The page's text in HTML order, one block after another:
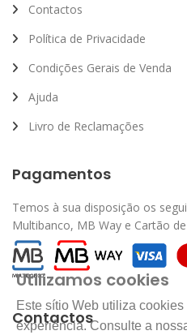
Contactos
Política de Privacidade
Condições Gerais de Venda
Ajuda
Livro de Reclamações
Pagamentos
Temos à sua disposição os
Multibanco, MB Way e Cartão
Contactos
Utilizamos cookies
Este sítio Web utiliza
experiência. Consulte a